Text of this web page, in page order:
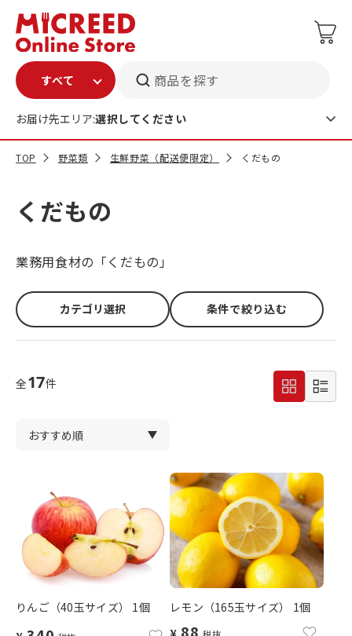
商品を探す
お届け先エリア:選択してください
TOP 野菜類 生鮮野菜（配送便限定） くだもの
くだもの
業務用食材の「くだもの」
カテゴリ選択 条件で絞り込む
全17件
りんご（40玉サイズ） 1個
レモン（165玉サイズ） 1個
¥ 88 税抜